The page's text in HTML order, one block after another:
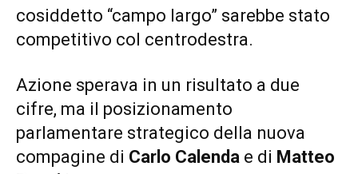
cosiddetto “campo largo” sarebbe stato
competitivo col centrodestra.
Azione sperava in un risultato a due
cifre, ma il posizionamento
parlamentare strategico della nuova
compagine di Carlo Calenda e di Matteo